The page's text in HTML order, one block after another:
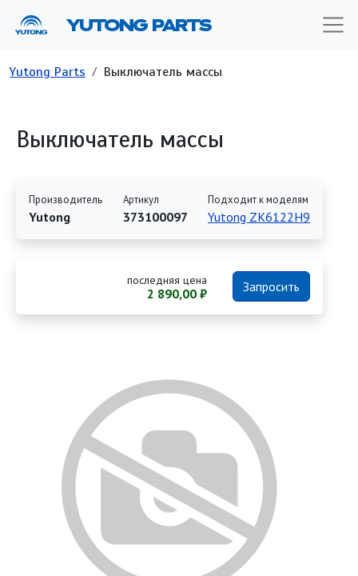
YUTONG PARTS
Строка навигации
Yutong Parts Выключатель массы
Выключатель массы
Производитель
Yutong
Артикул
373100097
Подходит к моделям
Yutong ZK6122H9
последняя цена
2 890,00 ₽ Запросить